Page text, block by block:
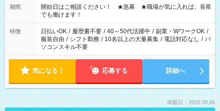
せん ※法令に基づき、週20時間以上勤務は社会保険への加入対
象となります ※労働者派遣法（日雇い派遣の原則禁止）によ
り、短時間・短期間の就業はご案内が難しい場合があります
期間
開始日はご相談ください！ ★急募 ★職場が気に入れば、長期
でも働けます！
特徴 日払いOK / 履歴書不要 / 40～50代活躍中 / 副業・WワークOK /
服装自由 / シフト勤務 / 10名以上の大量募集 / 電話対応なし / パ
ソコンスキル不要
気になる！ 応募する 詳細へ
掲載日：2026.08.06